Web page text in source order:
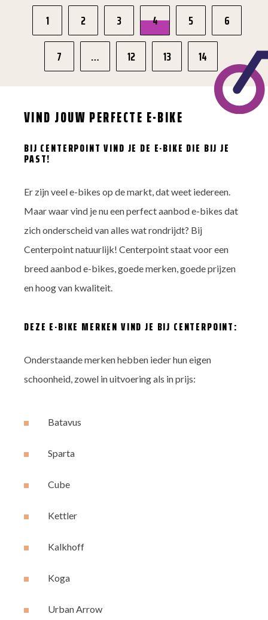
1 2 3 4 5
6
7
… 12 13 14
VIND JOUW PERFECTE E-BIKE
BIJ CENTERPOINT VIND JE DE E-BIKE DIE BIJ JE
PAST!
Er zijn veel e-bikes op de markt, dat weet iedereen.
Maar waar vind je nu een perfect aanbod e-bikes dat
zich onderscheid van alles wat rondrijdt? Bij
Centerpoint natuurlijk! Centerpoint staat voor een
breed aanbod e-bikes, goede merken, goede prijzen
en hoog van kwaliteit.
DEZE E-BIKE MERKEN VIND JE BIJ CENTERPOINT:
Onderstaande merken hebben ieder hun eigen
schoonheid, zowel in uitvoering als in prijs:
Batavus
Sparta
Cube
Kettler
Kalkhoff
Koga
Urban Arrow